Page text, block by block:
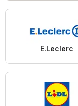
E.Leclerc